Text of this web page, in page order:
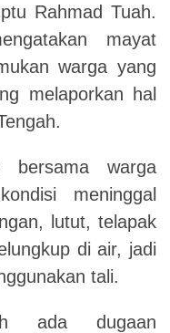
Rahmad Tuah.
mayat
warga yang
melaporkan hal
bersama warga
meninggal
lutut, telapak
di air, jadi
tali.
ada dugaan